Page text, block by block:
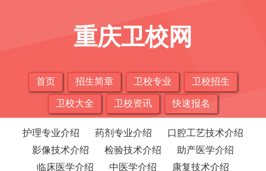
重庆卫校网
首页 招生简章 卫校专业 卫校招生
卫校大全 卫校资讯 快速报名
护理专业介绍 药剂专业介绍
口腔工艺技术介绍
影像技术介绍
检验技术介绍
助产医学介绍
临床医学介绍
中医学介绍
康复技术介绍